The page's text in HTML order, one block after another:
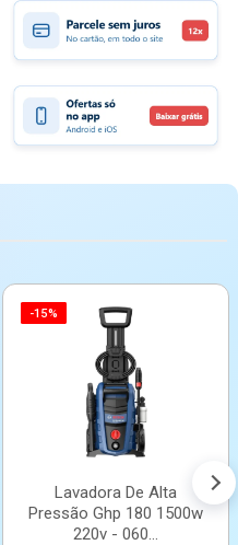
-15%
Lavadora De Alta
Pressão Ghp 180 1500w
220v - 060...